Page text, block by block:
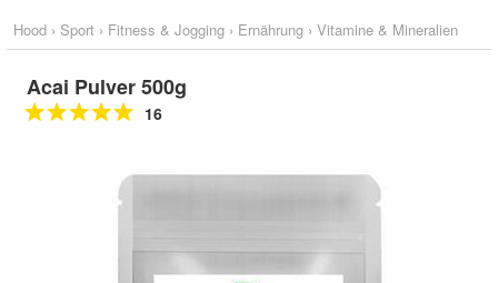
Hood › Sport › Fitness & Jogging › Ernährung › Vitamine & Mineralien
Acai Pulver 500g
16